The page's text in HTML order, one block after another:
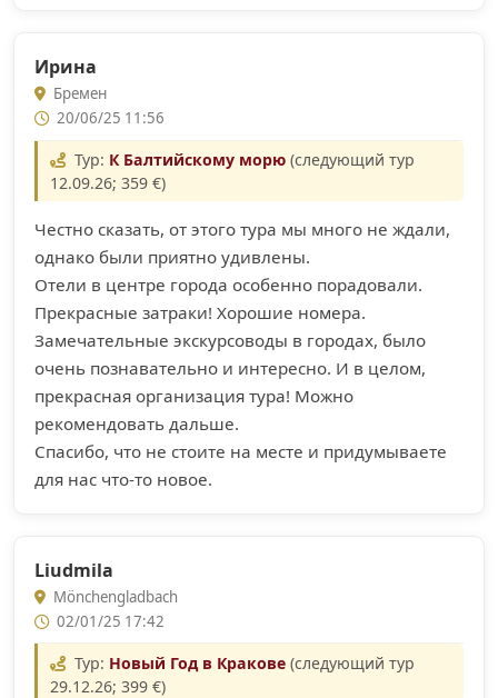
Ирина
Бремен
20/06/25 11:56
Тур: К Балтийскому морю(следующий тур
12.09.26; 359 €)
Честно сказать, от этого тура мы много не ждали,
однако были приятно удивлены.
Отели в центре города особенно порадовали.
Прекрасные затраки! Хорошие номера.
Замечательные экскурсоводы в городах, было
очень познавательно и интересно. И в целом,
прекрасная организация тура! Можно
рекомендовать дальше.
Спасибо, что не стоите на месте и придумываете
для нас что-то новое.
Liudmila
Mönchengladbach
02/01/25 17:42
Тур: Новый Год в Кракове(следующий тур
29.12.26; 399 €)